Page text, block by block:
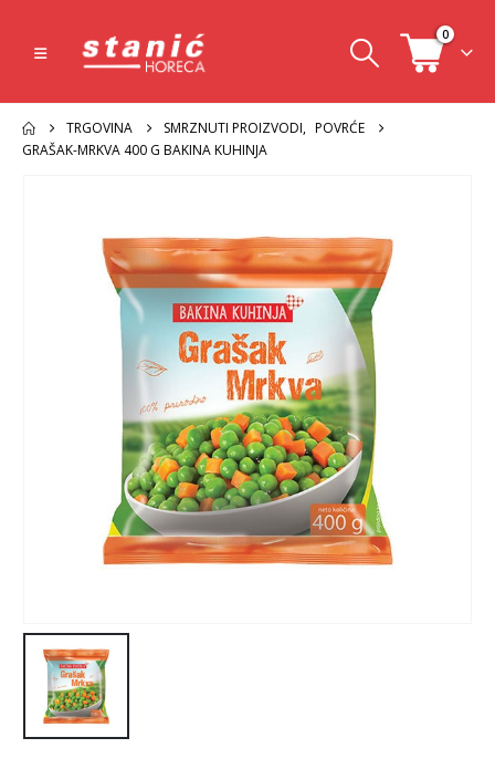
0
TRGOVINA SMRZNUTI PROIZVODI, POVRĆE
GRAŠAK-MRKVA 400 G BAKINA KUHINJA